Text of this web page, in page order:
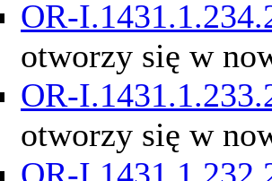
OR-
otworzy się w
OR-
otworzy się w